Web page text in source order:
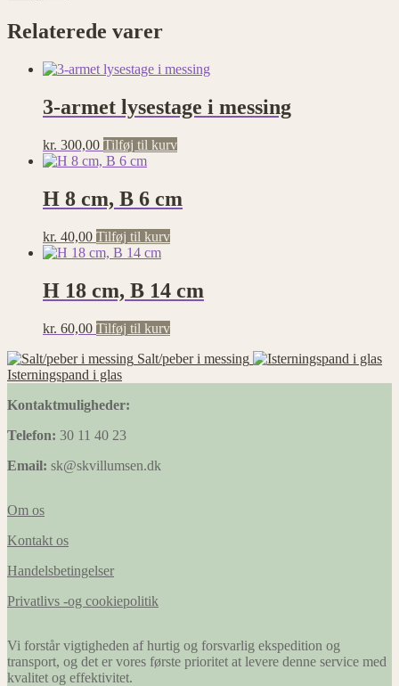
Relaterede varer
3-armet lysestage i messing
kr. 300,00 Tilføj til kurv
H 8 cm, B 6 cm
kr. 40,00 Tilføj til kurv
H 18 cm, B 14 cm
kr. 60,00 Tilføj til kurv
Salt/peber i messing
Isterningspand i glas
Kontaktmuligheder:
Telefon: 30 11 40 23
Email: sk@skvillumsen.dk
Om os
Kontakt os
Handelsbetingelser
Privatlivs -og cookiepolitik
Vi forstår vigtigheden af hurtig og forsvarlig ekspedition og
transport, og det er vores første prioritet at levere denne service med
kvalitet og effektivitet.